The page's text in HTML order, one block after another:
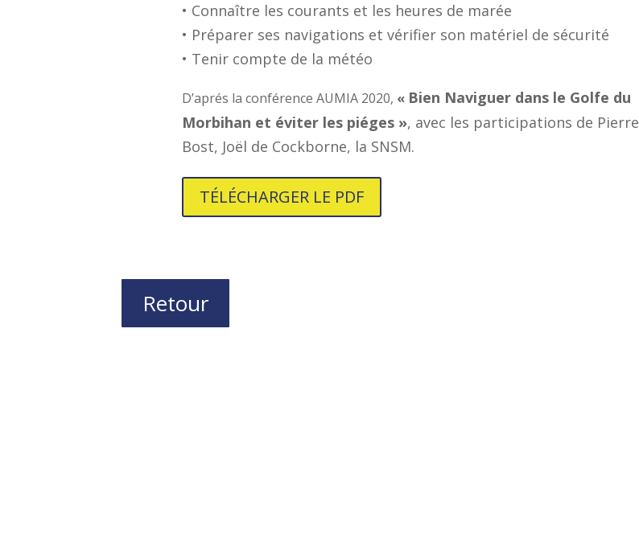
• Connaître les courants et les heures de marée
• Préparer ses navigations et vérifier son matériel de sécurité
• Tenir compte de la météo
D’aprés la conférence AUMIA 2020, « Bien Naviguer dans le Golfe du
Morbihan et éviter les piéges », avec les participations de Pierre
Bost, Joël de Cockborne, la SNSM.
TÉLÉCHARGER LE PDF
Retour